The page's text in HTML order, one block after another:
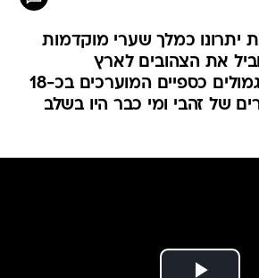
יתרונו כמלך שערי מוקדמות
את הצהובים לארץ
המובטחת, עם תגמולים כספיים המוערכים בכ-18
של זהבי ומי כבר היו בשלב